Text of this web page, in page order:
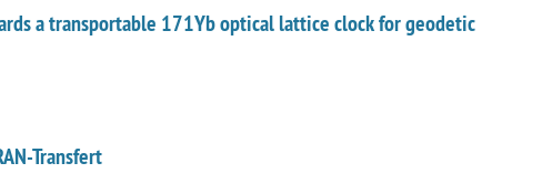
a transportable 171Yb optical lattice clock for geodetic
Transfert